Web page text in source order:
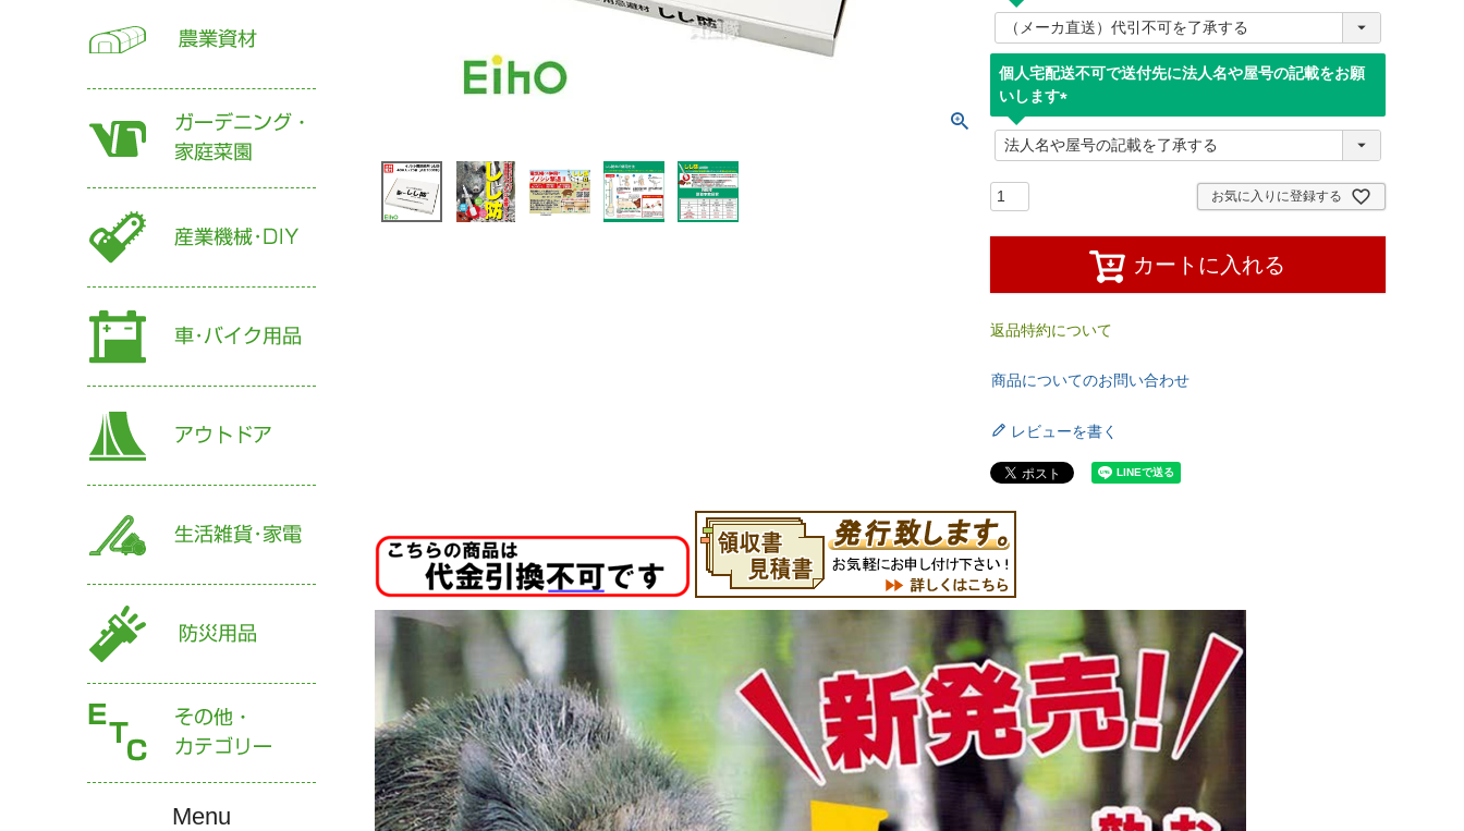
Menu
必
須
)
個人宅配送不可で送付先に法人名や屋号の記載をお願
いします
必
お気に入りに登録する
カートに入れる
返品特約について
商品についてのお問い合わせ
レビューを書く